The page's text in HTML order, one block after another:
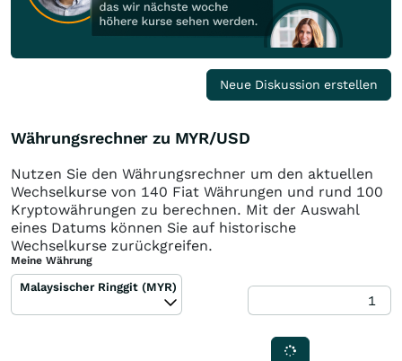
Neue Diskussion erstellen
Währungsrechner zu MYR/USD
Nutzen Sie den Währungsrechner um den aktuellen
Wechselkurse von 140 Fiat Währungen und rund 100
Kryptowährungen zu berechnen. Mit der Auswahl
eines Datums können Sie auf historische
Wechselkurse zurückgreifen.
Meine Währung
Malaysischer Ringgit (MYR)